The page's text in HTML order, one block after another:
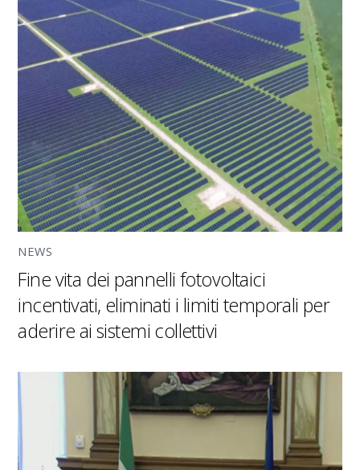
NEWS
Fine vita dei pannelli fotovoltaici
incentivati, eliminati i limiti temporali per
aderire ai sistemi collettivi